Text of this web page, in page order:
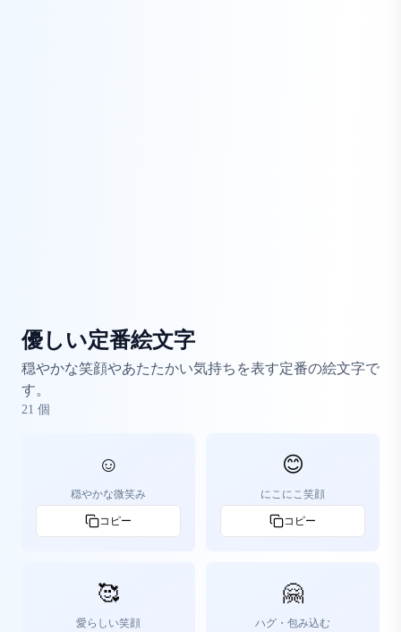
優しい定番絵文字
穏やかな笑顔やあたたかい気持ちを表す定番の絵文字で
す。
21 個
☺️
穏やかな微笑み
コピー
😊
にこにこ笑顔
コピー
🥰
愛らしい笑顔
🤗
ハグ・包み込む